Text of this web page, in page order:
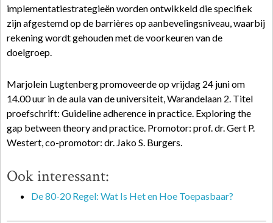
implementatiestrategieën worden ontwikkeld die specifiek
zijn afgestemd op de barrières op aanbevelingsniveau, waarbij
rekening wordt gehouden met de voorkeuren van de
doelgroep.
Marjolein Lugtenberg promoveerde op vrijdag 24 juni om
14.00 uur in de aula van de universiteit, Warandelaan 2. Titel
proefschrift: Guideline adherence in practice. Exploring the
gap between theory and practice. Promotor: prof. dr. Gert P.
Westert, co-promotor: dr. Jako S. Burgers.
Ook interessant:
De 80-20 Regel: Wat Is Het en Hoe Toepasbaar?